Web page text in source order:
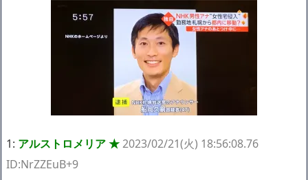
【愕然】ワイ「豚バラ220gカリッカリになるまで焼いて重さ調べ
たろww(2割3割減ったら御の字やろなあww)」→結
果・・・・・・・・・・・・・・・・・・・
【悲報】ジェネリック医薬品、4割が承認書と異なる製造だった
ことが発覚「衝撃的な数字だ」
【速報】楽天グループ、減損損失約160億円と約700億円の繰延税
【悲報】読売新聞、「避難所の自販機が壊されて窃盗された」と
いうデマ記事をこっそり削除してしまう
Powered by livedoor 相互RSS
1: アルストロメリア ★2023/02/21(火) 18:56:08.76
ID:NrZZEuB+9